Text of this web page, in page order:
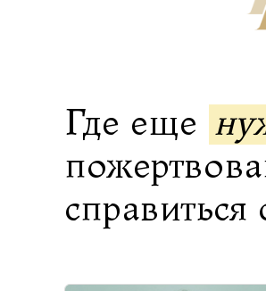
Где еще